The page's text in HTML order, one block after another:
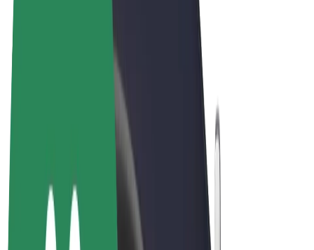
Bolt Drive
Bolt for Business
Biciclete electrice